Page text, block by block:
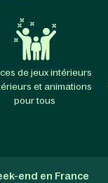
de jeux intérieurs
et animations
pour tous
end en France